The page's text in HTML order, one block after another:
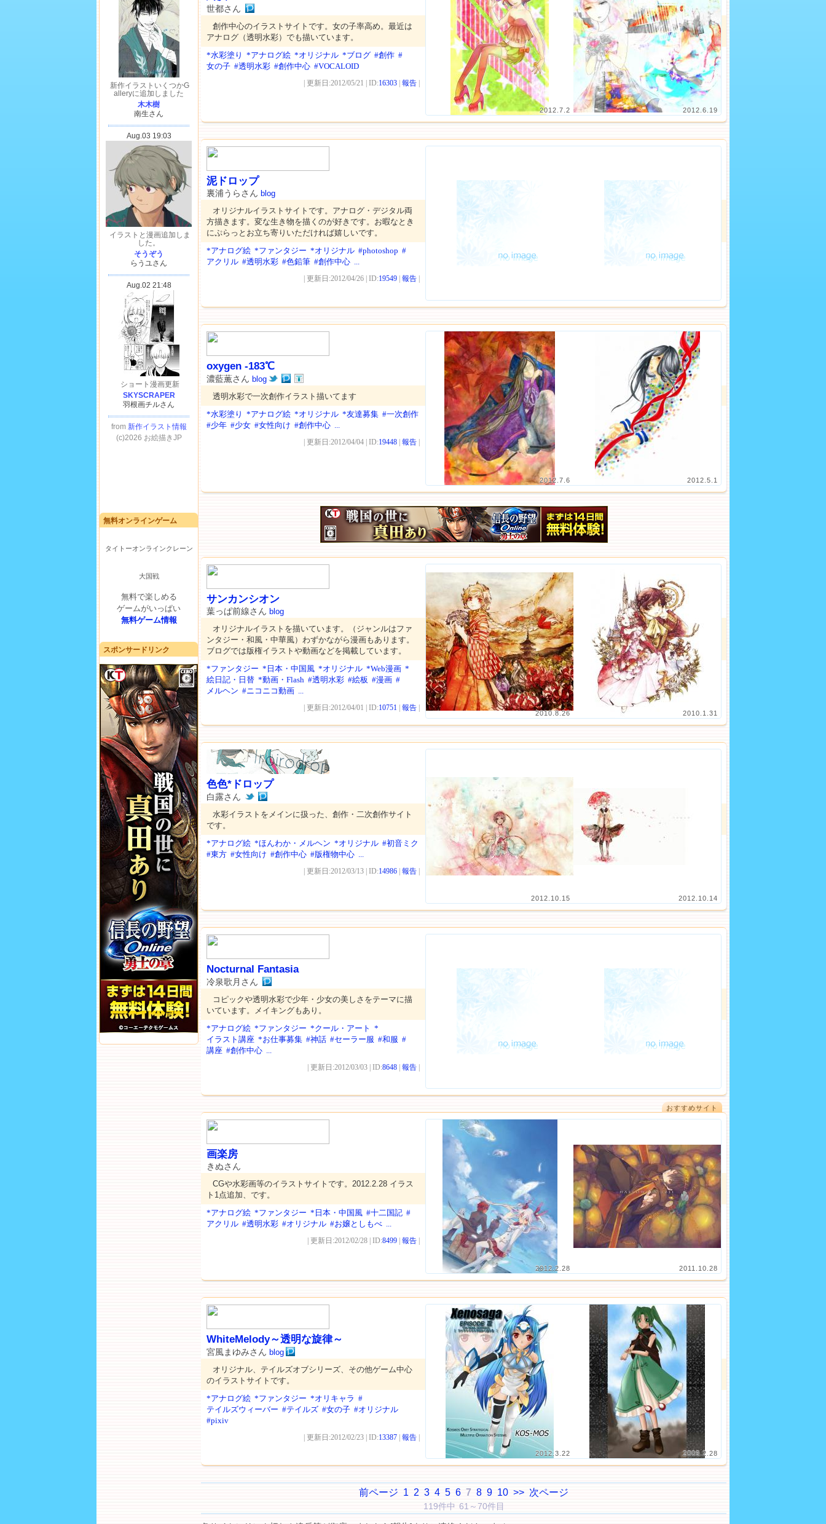
無料オンラインゲーム
タイトーオンラインクレーン
大国戦
無料で楽しめる
ゲームがいっぱい
無料ゲーム情報
スポンサードリンク
2012.7.2 2012.6.19
世都さん
創作中心のイラストサイトです。女の子率高め。最近は
アナログ（透明水彩）でも描いています。
*水彩塗り *アナログ絵 *オリジナル *ブログ #創作 #
女の子 #透明水彩 #創作中心 #VOCALOID
| 更新日:2012/05/21 | ID:16303 報告
泥ドロップ
裏浦うらさん blog
オリジナルイラストサイトです。アナログ・デジタル両
方描きます。変な生き物を描くのが好きです。お暇なとき
にぷらっとお立ち寄りいただければ嬉しいです。
*アナログ絵 *ファンタジー *オリジナル #photoshop #
アクリル #透明水彩 #色鉛筆 #創作中心 ...
| 更新日:2012/04/26 | ID:19549 報告
2012.7.6 2012.5.1
oxygen -183℃
濃藍薫さん blog
透明水彩で一次創作イラスト描いてます
*水彩塗り *アナログ絵 *オリジナル *友達募集 #一次創作
#少年 #少女 #女性向け #創作中心 ...
| 更新日:2012/04/04 | ID:19448 報告
2010.8.26 2010.1.31
サンカンシオン
葉っぱ前線さん blog
オリジナルイラストを描いています。（ジャンルはファ
ンタジー・和風・中華風）わずかながら漫画もあります。
ブログでは版権イラストや動画などを掲載しています。
*ファンタジー *日本・中国風 *オリジナル *Web漫画 *
絵日記・日替 *動画・Flash #透明水彩 #絵板 #漫画 #
メルヘン #ニコニコ動画 ...
| 更新日:2012/04/01 | ID:10751 報告
2012.10.15 2012.10.14
色色*ドロップ
白露さん
水彩イラストをメインに扱った、創作・二次創作サイト
です。
*アナログ絵 *ほんわか・メルヘン *オリジナル #初音ミク
#東方 #女性向け #創作中心 #版権物中心 ...
| 更新日:2012/03/13 | ID:14986 報告
Nocturnal Fantasia
冷泉歌月さん
コピックや透明水彩で少年・少女の美しさをテーマに描
いています。メイキングもあり。
*アナログ絵 *ファンタジー *クール・アート *
イラスト講座 *お仕事募集 #神話 #セーラー服 #和服 #
講座 #創作中心 ...
| 更新日:2012/03/03 | ID:8648 報告
おすすめサイト
2012.2.28 2011.10.28
画楽房
きぬさん
CGや水彩画等のイラストサイトです。2012.2.28 イラス
ト1点追加、です。
*アナログ絵 *ファンタジー *日本・中国風 #十二国記 #
アクリル #透明水彩 #オリジナル #お嬢としもべ ...
| 更新日:2012/02/28 | ID:8499 報告
2012.3.22 2009.2.28
WhiteMelody～透明な旋律～
宮風まゆみさん blog
オリジナル、テイルズオブシリーズ、その他ゲーム中心
のイラストサイトです。
*アナログ絵 *ファンタジー *オリキャラ #
テイルズウィーバー #テイルズ #女の子 #オリジナル
#pixiv
| 更新日:2012/02/23 | ID:13387 報告
前ページ 1 2 3 4 5 6 7 8 9 10 >> 次ページ
119件中 61～70件目